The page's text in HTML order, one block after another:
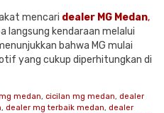
mencari dealer MG Medan,
langsung kendaraan melalui
bahwa MG mulai
yang cukup diperhitungkan di
medan, cicilan mg medan, dealer
, dealer mg terbaik medan, dealer